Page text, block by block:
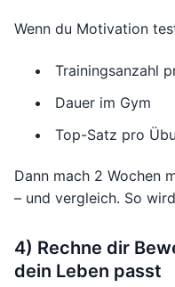
Wenn du Motivation
Trainingsanzahl
Dauer im Gym
Top-Satz pro
Dann mach 2 Wochen
– und vergleich. So
4) Rechne dir
dein Leben passt